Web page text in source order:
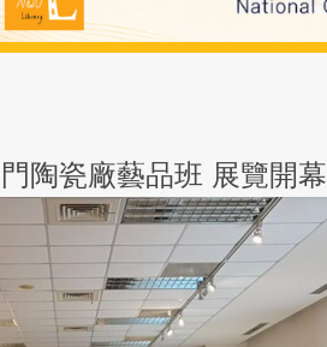
陶瓷廠藝品班 展覽開幕